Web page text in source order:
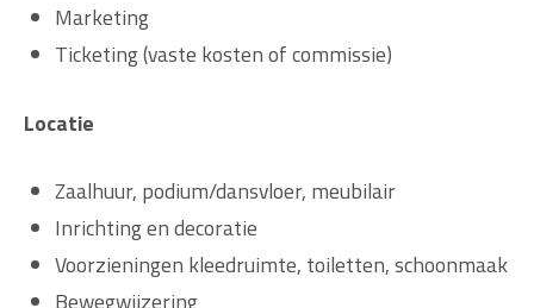
Marketing
Ticketing (vaste kosten of commissie)
Locatie
Zaalhuur, podium/dansvloer, meubilair
Inrichting en decoratie
Voorzieningen kleedruimte, toiletten, schoonmaak